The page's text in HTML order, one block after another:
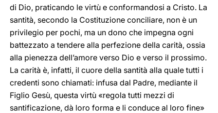
di Dio, praticando le virtù e conformandosi a Cristo. La
santità, secondo la Costituzione conciliare, non è un
privilegio per pochi, ma un dono che impegna ogni
battezzato a tendere alla perfezione della carità, ossia
alla pienezza dell’amore verso Dio e verso il prossimo.
La carità è, infatti, il cuore della santità alla quale tutti i
credenti sono chiamati: infusa dal Padre, mediante il
Figlio Gesù, questa virtù «regola tutti mezzi di
santificazione, dà loro forma e li conduce al loro fine»